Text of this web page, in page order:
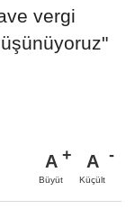
vergi
A
Büyüt
A
Küçült